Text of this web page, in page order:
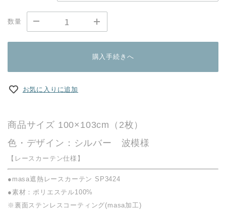
数量
購入手続きへ
お気に入りに追加
商品サイズ 100×103cm（2枚）
色・デザイン：シルバー 波模様
【レースカーテン仕様】
●masa遮熱レースカーテン SP3424
●素材：ポリエステル100%
※裏面ステンレスコーティング(masa加工)